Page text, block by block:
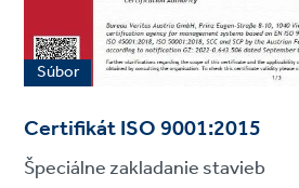
Súbor
Certifikát ISO 9001:2015
Špeciálne zakladanie stavieb